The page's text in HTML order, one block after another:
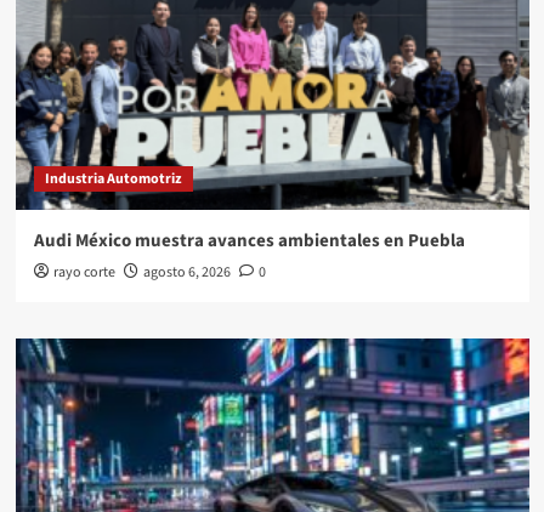
Industria Automotriz
Audi México muestra avances ambientales en Puebla
rayo corte agosto 6, 2026 0